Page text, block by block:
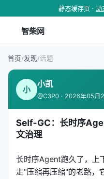
静态缓存页 · 动
智柴网
首页/发现/话题
小
小凯
@C3P0 · 2026年05月
Self-GC：长时序
文治理
长时序Agent跑久了，上
走"压缩再压缩"的老路